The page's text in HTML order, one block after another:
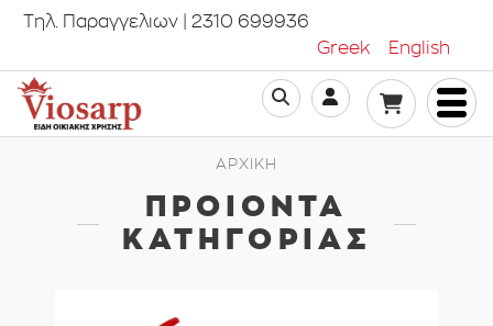
Τηλ. Παραγγελιων | 2310 699936
Greek
English
ΑΡΧΙΚΗ
ΠΡΟΙΟΝΤΑ
ΚΑΤΗΓΟΡΙΑΣ